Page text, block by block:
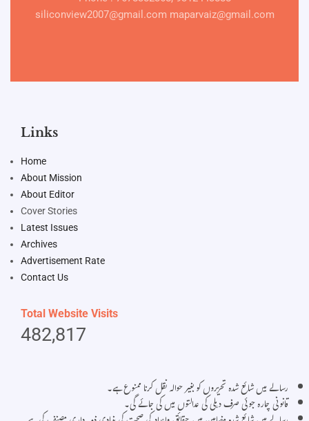
siliconview2007@gmail.com maparvaiz@gmail.com
Links
Home
About Mission
About Editor
Cover Stories
Latest Issues
Archives
Advertisement Rate
Contact Us
Total Website Visits
482,817
رسالے میں شائع شدہ تحریروں کو بغیر حوالہ نقل کرنا ممنوع ہے۔
قانونی چارہ جوئی صرف دہلی کی عدالتوں میں کی جائے گی۔